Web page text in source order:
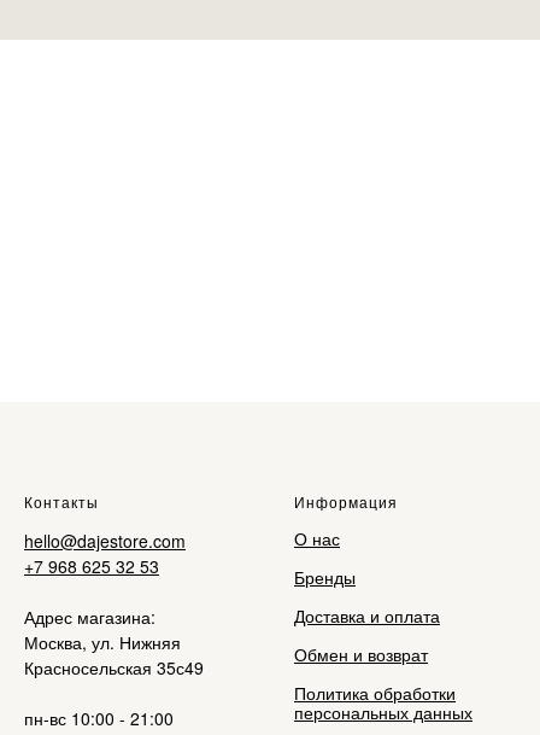
Контакты
hello@dajestore.com
+7 968 625 32 53
Адрес магазина:
Москва, ул. Нижняя
Красносельская 35с49
пн-вс 10:00 - 21:00
Информация
О нас
Бренды
Доставка и оплата
Обмен и возврат
Политика обработки
персональных данных